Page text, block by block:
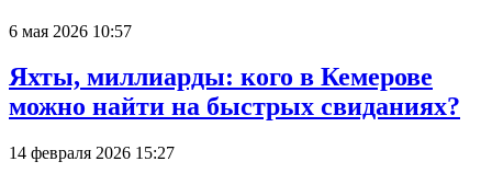
6 мая 2026 10:57
Яхты, миллиарды: кого в Кемерове
можно найти на быстрых свиданиях?
14 февраля 2026 15:27